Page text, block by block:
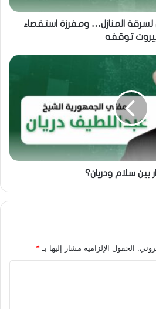
المنازل… ومفرزة استقصاء
توقفه
بين سلام ودريان؟
الحقول الإلزامية مشار إليها بـ *